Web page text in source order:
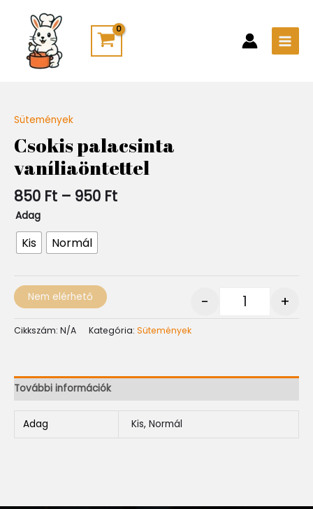
content
Sütemények
Csokis palacsinta
vaníliaöntettel
850 Ft – 950 Ft
850 Ft
-
950 Ft
Adag
Kis Normál
- +
Nem elérhető
Cikkszám: N/A Kategória: Sütemények
További információk
Adag Kis, Normál